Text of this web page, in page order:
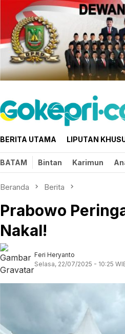
BERITA UTAMA LIPUTAN
BATAM Bintan Karimun
Beranda Berita
Prabowo
Nakal!
Feri Heryanto
Selasa, 22/07/2025 - 10:25